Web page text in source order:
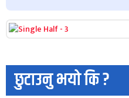
छुटाउनु भयो कि ?